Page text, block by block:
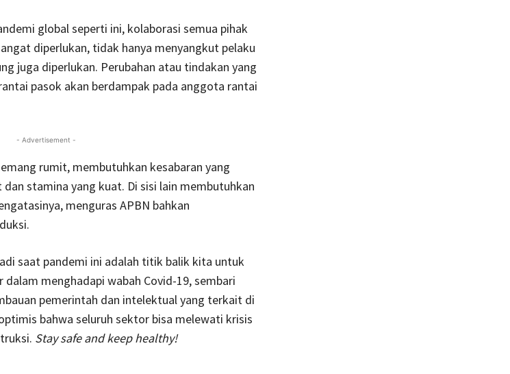
global seperti ini, kolaborasi semua pihak
diperlukan, tidak hanya menyangkut pelaku
juga diperlukan. Perubahan atau tindakan yang
pasok akan berdampak pada anggota rantai
- Advertisement -
rumit, membutuhkan kesabaran yang
stamina yang kuat. Di sisi lain membutuhkan
menguras APBN bahkan
saat pandemi ini adalah titik balik kita untuk
menghadapi wabah Covid-19, sembari
pemerintah dan intelektual yang terkait di
bahwa seluruh sektor bisa melewati krisis
Stay safe and keep healthy!